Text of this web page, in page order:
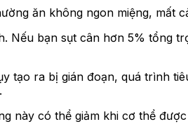
ăn không ngon miệng, mất
Nếu bạn sụt cân hơn 5% tổng
tạo ra bị gián đoạn, quá trình
này có thể giảm khi cơ thể